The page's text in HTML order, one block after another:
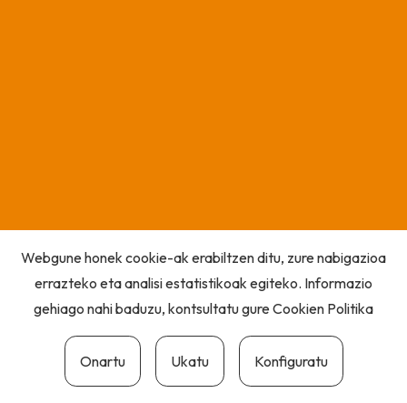
Webgune honek cookie-ak erabiltzen ditu, zure nabigazioa
errazteko eta analisi estatistikoak egiteko. Informazio
gehiago nahi baduzu, kontsultatu gureCookien Politika
Onartu Ukatu Konfiguratu